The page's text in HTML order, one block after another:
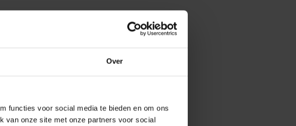
Over
functies voor social media te bieden en om ons
van onze site met onze partners voor social